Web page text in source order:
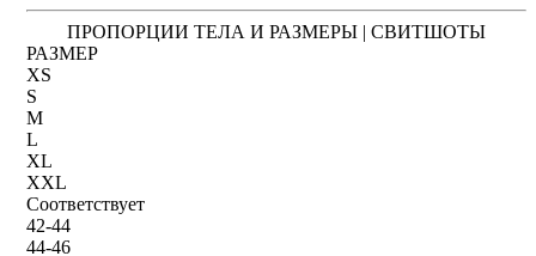
ПРОПОРЦИИ ТЕЛА И РАЗМЕРЫ | СВИТШОТЫ
РАЗМЕР
XS
S
M
L
XL
XXL
Соответствует
42-44
44-46